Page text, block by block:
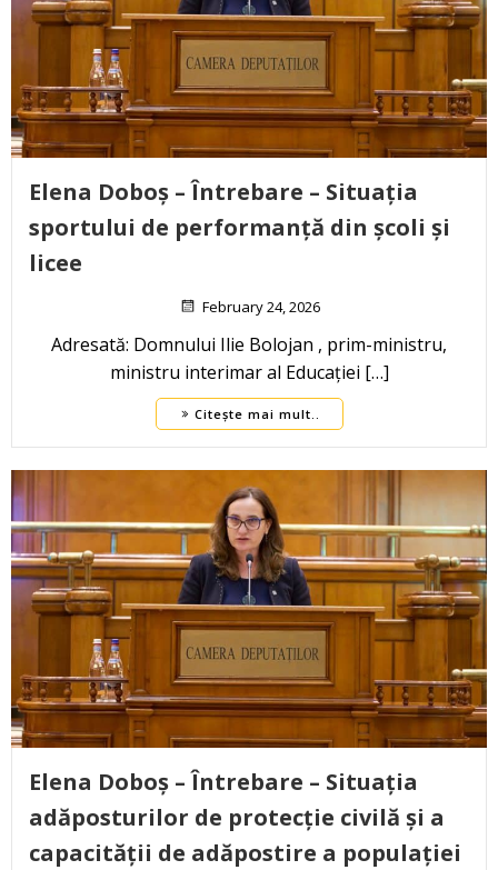
Elena Doboș – Întrebare – Situația
sportului de performanță din școli și
licee
February 24, 2026
Adresată: Domnului Ilie Bolojan , prim-ministru,
ministru interimar al Educației […]
Citește mai mult..
Elena Doboș – Întrebare – Situația
adăposturilor de protecție civilă și a
capacității de adăpostire a populației